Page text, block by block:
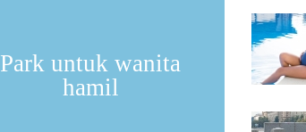
Park untuk wanita
hamil